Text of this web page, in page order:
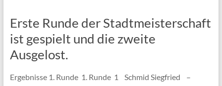
Erste Runde der Stadtmeisterschaft
ist gespielt und die zweite
Ausgelost.
Ergebnisse 1. Runde 1. Runde 1 Schmid Siegfried –